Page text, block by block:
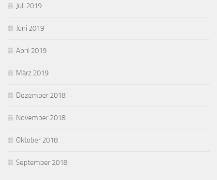
Juli 2019
Juni 2019
April 2019
März 2019
Dezember 2018
November 2018
Oktober 2018
September 2018